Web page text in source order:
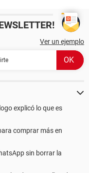
Ver un ejemplo
explicó lo que es
comprar más en
sin borrar la